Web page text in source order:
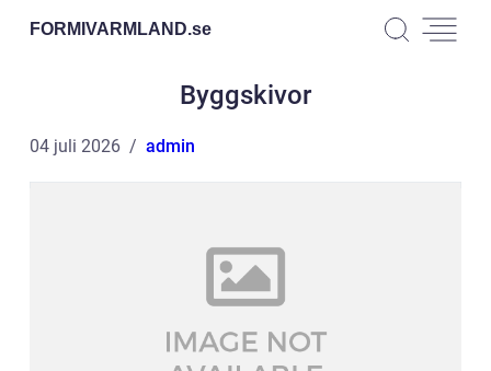
FORMIVARMLAND.se
Byggskivor
04 juli 2026 admin